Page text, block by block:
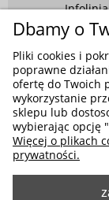
ul.
ul.
Dbamy o
Pliki cookies i
poprawne
ofertę do Twoich
wykorzystanie
sklepu lub
wybierając opcję
Więcej o plikach
prywatności.